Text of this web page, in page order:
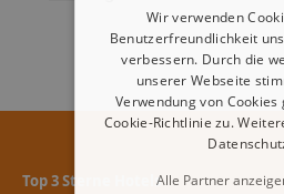
Top 3 Sterne Hotels
Wir verwenden
Benutzerfreundlichkeit
verbessern. Durch die
unserer Webseite
Verwendung von
Cookie-Richtlinie zu.
Alle Partner